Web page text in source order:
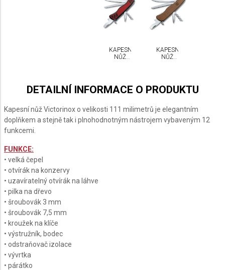
KAPESNÍ
NŮŽ
GRIP
KAPESNÍ
NŮŽ
DETAILNÍ INFORMACE O PRODUKTU
Kapesní nůž Victorinox o velikosti 111 milimetrů je elegantním
doplňkem a stejně tak i plnohodnotným nástrojem vybaveným 12
funkcemi.
FUNKCE:
• velká čepel
• otvírák na konzervy
• uzavíratelný otvírák na láhve
• pilka na dřevo
• šroubovák 3 mm
• šroubovák 7,5 mm
• kroužek na klíče
• výstružník, bodec
• odstraňovač izolace
• vývrtka
• párátko